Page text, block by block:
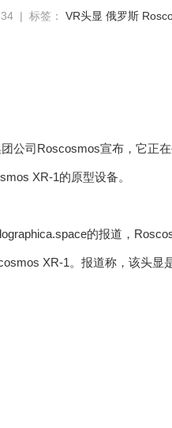
| 标签： VR头显 俄罗斯
公司Roscosmos宣布，它正
XR-1的原型设备。
的报道，
XR-1。报道称，该头